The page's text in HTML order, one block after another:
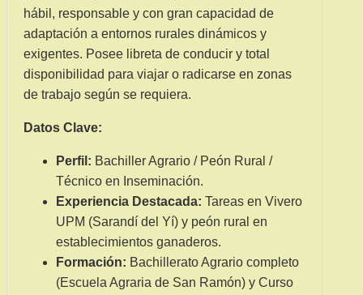
hábil, responsable y con gran capacidad de
adaptación a entornos rurales dinámicos y
exigentes. Posee libreta de conducir y total
disponibilidad para viajar o radicarse en zonas
de trabajo según se requiera.
Datos Clave:
Perfil: Bachiller Agrario / Peón Rural /
Técnico en Inseminación.
Experiencia Destacada: Tareas en Vivero
UPM (Sarandí del Yí) y peón rural en
establecimientos ganaderos.
Formación: Bachillerato Agrario completo
(Escuela Agraria de San Ramón) y Curso